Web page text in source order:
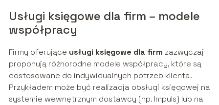
Usługi księgowe dla firm – modele
współpracy
Firmy oferujące usługi księgowe dla firm zazwyczaj
proponują różnorodne modele współpracy, które są
dostosowane do indywidualnych potrzeb klienta.
Przykładem może być realizacja obsługi księgowej na
systemie wewnętrznym dostawcy (np. Impuls) lub na